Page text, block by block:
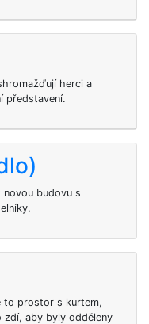
herci a
představení.
budovu s
to prostor s kurtem,
zdí, aby byly odděleny